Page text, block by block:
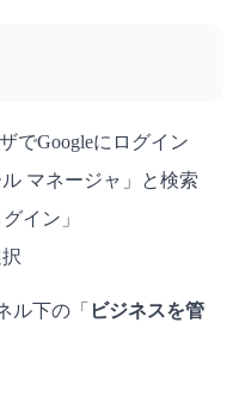
でGoogleにログイン
マネージャ」と検索
イン」
ル下の「 ビジネスを管